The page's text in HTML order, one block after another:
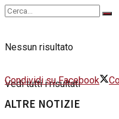
Nessun risultato
Vedi tutti i risultati
Condividi su Facebook
ALTRE NOTIZIE